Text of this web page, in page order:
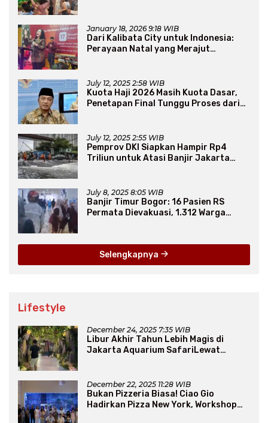
January 18, 2026 9:18 WIB
Dari Kalibata City untuk Indonesia:
Perayaan Natal yang Merajut
July 12, 2025 2:58 WIB
Kuota Haji 2026 Masih Kuota Dasar,
Penetapan Final Tunggu Proses dari
July 12, 2025 2:55 WIB
Pemprov DKI Siapkan Hampir Rp4
Triliun untuk Atasi Banjir Jakarta
July 8, 2025 8:05 WIB
Banjir Timur Bogor: 16 Pasien RS
Permata Dievakuasi, 1.312 Warga
Selengkapnya
Lifestyle
December 24, 2025 7:35 WIB
Libur Akhir Tahun Lebih Magis di
Jakarta Aquarium SafariLewat
December 22, 2025 11:28 WIB
Bukan Pizzeria Biasa! Ciao Gio
Hadirkan Pizza New York, Workshop